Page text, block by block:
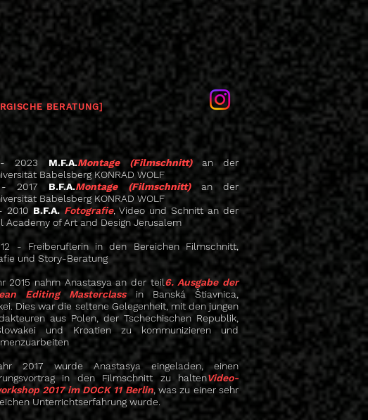
BERATUNG]
- 2023 M.F.A.Montage (Filmschnitt)an der
Babelsberg KONRAD WOLF
- 2017B.F.A.Montage (Filmschnitt)an der
Babelsberg KONRAD WOLF
2010 B.F.A. Fotografie, Video und Schnitt an der
Academy of Art and Design Jerusalem
- Freiberuflerin in den Bereichen Filmschnitt,
und Story-Beratung
2015 nahm Anastasya an der teil6. Ausgabe der
Editing Masterclassin Banská Štiavnica,
Dies war die seltene Gelegenheit, mit den jungen
aus Polen, der Tschechischen Republik,
und Kroatien zu kommunizieren und
2017 wurde Anastasya eingeladen, einen
in den Filmschnitt zu haltenVideo-
2017 im DOCK 11 Berlin, was zu einer sehr
Unterrichtserfahrung wurde.